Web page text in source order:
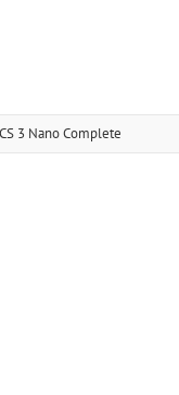
3 Nano Complete